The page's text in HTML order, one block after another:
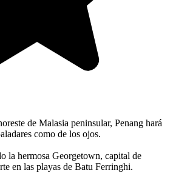
de Malasia peninsular, Penang hará
como de los ojos.
la hermosa Georgetown, capital de
en las playas de Batu Ferringhi.